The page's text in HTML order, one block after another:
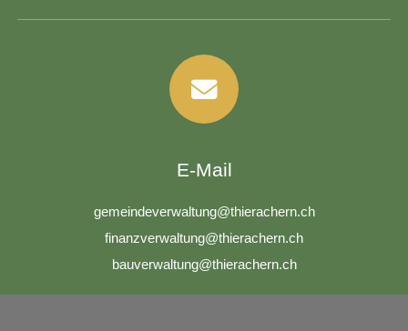
E-Mail
g m nd v rw lt ng th r ch rn ch
f n nzv rw lt ng th r ch rn ch
b
v rw lt ng th r ch rn ch